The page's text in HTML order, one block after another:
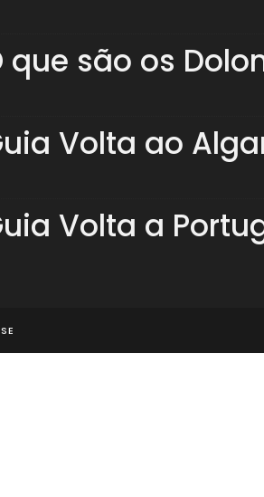
que são os
Volta ao
Volta a